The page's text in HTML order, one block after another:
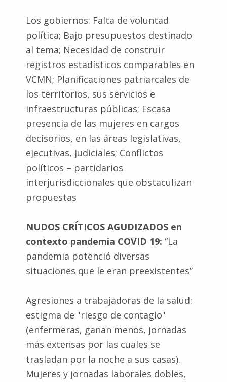
Los gobiernos: Falta de voluntad
política; Bajo presupuestos destinado
al tema; Necesidad de construir
registros estadísticos comparables en
VCMN; Planificaciones patriarcales de
los territorios, sus servicios e
infraestructuras públicas; Escasa
presencia de las mujeres en cargos
decisorios, en las áreas legislativas,
ejecutivas, judiciales; Conflictos
políticos – partidarios
interjurisdiccionales que obstaculizan
propuestas
NUDOS CRÍTICOS AGUDIZADOS en
contexto pandemia COVID 19: “La
pandemia potenció diversas
situaciones que le eran preexistentes”
Agresiones a trabajadoras de la salud:
estigma de "riesgo de contagio"
(enfermeras, ganan menos, jornadas
más extensas por las cuales se
trasladan por la noche a sus casas).
Mujeres y jornadas laborales dobles,